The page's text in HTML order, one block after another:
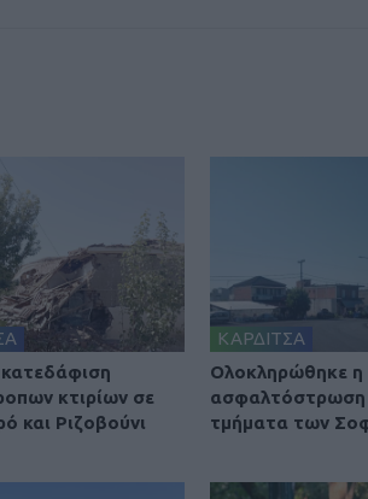
κατεδάφιση
κτιρίων σε
και Ριζοβούνι
ΚΑΡΔΙΤΣΑ
Ολοκληρώθηκε η
ασφαλτόστρωση
τμήματα των